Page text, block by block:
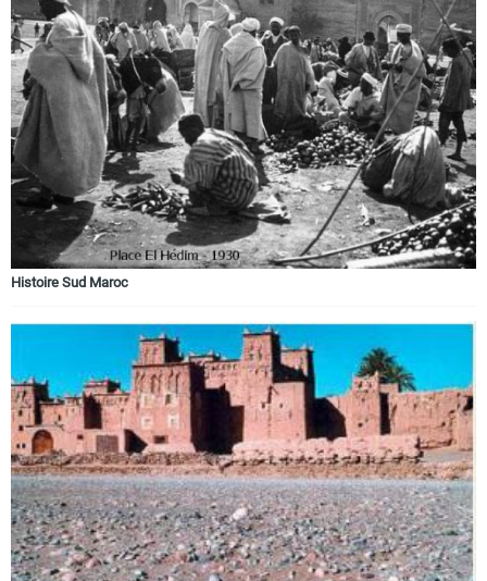
Histoire Sud Maroc